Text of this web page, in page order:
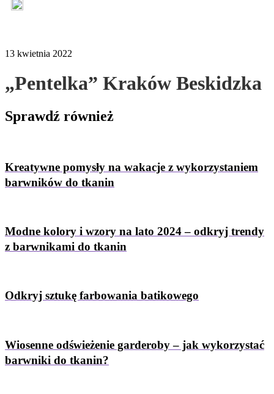
13 kwietnia 2022
„Pentelka” Kraków Beskidzka
Sprawdź również
Kreatywne pomysły na wakacje z wykorzystaniem
barwników do tkanin
Modne kolory i wzory na lato 2024 – odkryj trendy
z barwnikami do tkanin
Odkryj sztukę farbowania batikowego
Wiosenne odświeżenie garderoby – jak wykorzystać
barwniki do tkanin?